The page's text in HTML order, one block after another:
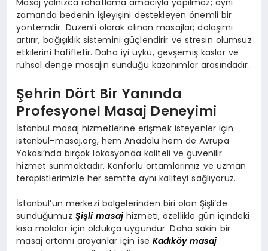
Masaj yalnızca rahatlama amacıyla yapılmaz; aynı
zamanda bedenin işleyişini destekleyen önemli bir
yöntemdir. Düzenli olarak alınan masajlar; dolaşımı
artırır, bağışıklık sistemini güçlendirir ve stresin olumsuz
etkilerini hafifletir. Daha iyi uyku, gevşemiş kaslar ve
ruhsal denge masajın sunduğu kazanımlar arasındadır.
Şehrin Dört Bir Yanında
Profesyonel Masaj Deneyimi
İstanbul masaj hizmetlerine erişmek isteyenler için
istanbul-masaj.org, hem Anadolu hem de Avrupa
Yakası’nda birçok lokasyonda kaliteli ve güvenilir
hizmet sunmaktadır. Konforlu ortamlarımız ve uzman
terapistlerimizle her semtte aynı kaliteyi sağlıyoruz.
İstanbul’un merkezi bölgelerinden biri olan Şişli’de
sunduğumuz Şişli masajhizmeti, özellikle gün içindeki
kısa molalar için oldukça uygundur. Daha sakin bir
masaj ortamı arayanlar için ise Kadıköy masaj